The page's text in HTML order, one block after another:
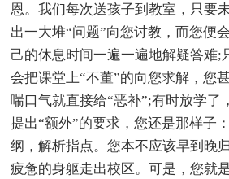
恩。我们每次送孩子到教室，只要
出一大堆“问题”向您讨教，而您便
己的休息时间一遍一遍地解疑答难;
会把课堂上“不董”的向您求解，您
喘口气就直接给“恶补”;有时放学了
提出“额外”的要求，您还是那样子
纲，解析指点。您本不应该早到晚
疲惫的身躯走出校区。可是，您就